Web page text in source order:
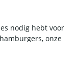
nodig hebt voor
onze
en smaak in